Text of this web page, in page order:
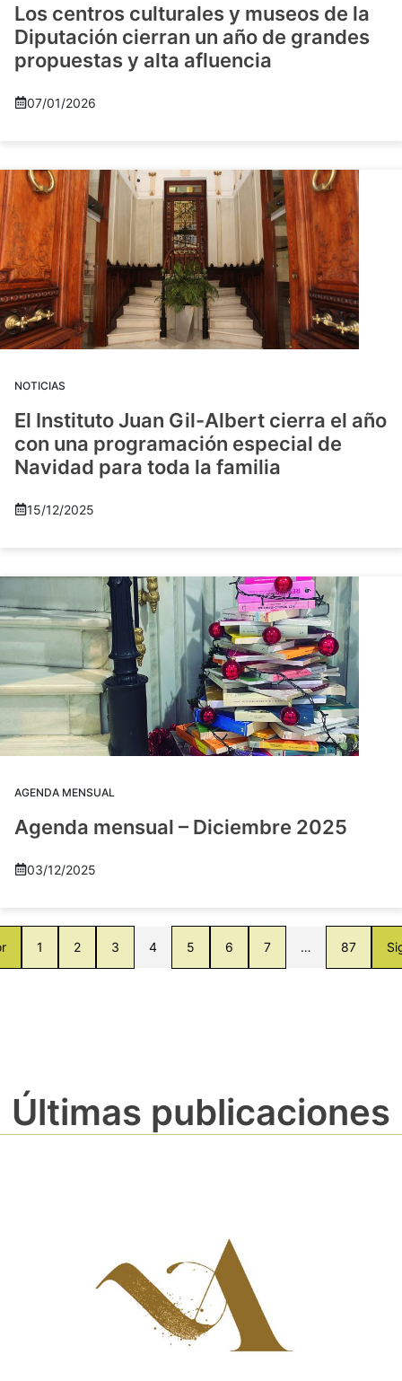
Los centros culturales y museos de la
Diputación cierran un año de grandes
propuestas y alta afluencia
07/01/2026
NOTICIAS
El Instituto Juan Gil-Albert cierra el año
con una programación especial de
Navidad para toda la familia
15/12/2025
AGENDA MENSUAL
Agenda mensual – Diciembre 2025
03/12/2025
1 2 3 4 5 6 7 … 87
Últimas publicaciones